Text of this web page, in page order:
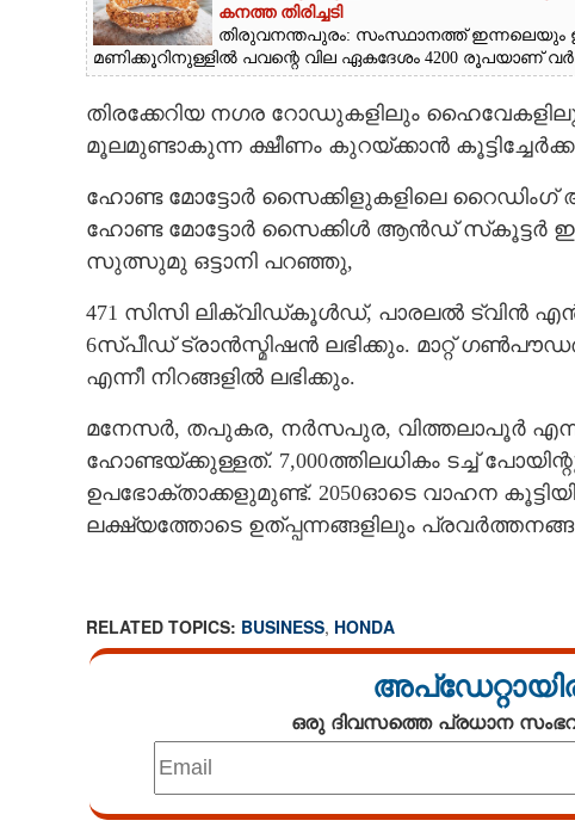
CONTACT US
കനത്ത തിരിച്ചടി
തിരുവനന്തപുരം: സംസ്ഥാനത്ത് ഇന്നലെയും
മണിക്കൂറിനുള്ളിൽ പവന്റെ വില ഏകദേശം 4200 രൂപയാണ്
തിരക്കേറിയ നഗര റോഡുകളിലും
മൂലമുണ്ടാകുന്ന ക്ഷീണം കുറയ്ക്കാൻ
ഹോണ്ട മോട്ടോർ സൈക്കിളുകളിലെ
ഹോണ്ട മോട്ടോർ സൈക്കിൾ ആൻഡ് സ്‌കൂട്ടർ
സുത്സുമു ഒട്ടാനി പറഞ്ഞു,
471 സിസി ലിക്വിഡ്കൂൾഡ്, പാരലൽ ട്വിൻ
6സ്പീഡ് ട്രാൻസ്മിഷൻ ലഭിക്കും. മാറ്റ്
എന്നീ നിറങ്ങളിൽ ലഭിക്കും.
മനേസർ, തപുകര, നർസപുര, വിത്തലാപൂർ
ഹോണ്ടയ്‌ക്കുള്ളത്. 7,000ത്തിലധികം ടച്ച്‌
ഉപഭോക്താക്കളുമുണ്ട്. 2050ഓടെ വാഹന
ലക്ഷ്യത്തോടെ ഉത്പ്പന്നങ്ങളിലും
RELATED TOPICS: BUSINESS, HONDA
ഒരു ദിവസത്തെ പ്രധാന